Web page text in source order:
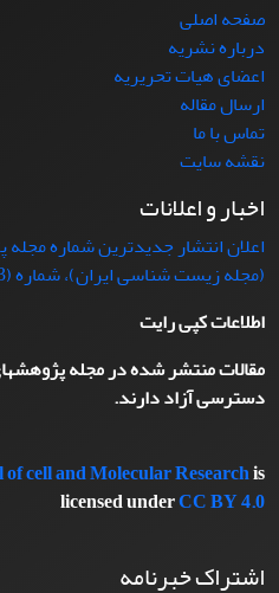
صفحه اصلی
درباره نشریه
اعضای هیات تحریریه
ارسال مقاله
تماس با ما
نقشه سایت
اخبار و اعلانات
اعلان انتشار جدیدترین شماره
(مجله زیست شناسی ایران)، شماره (3)37 پاییز 1403
اطلاعات کپی رایت
مقالات منتشر شده در مجله
دسترسی آزاد دارند.
cell and Molecular Researchis
licensed underCC BY 4.0
اشتراک خبرنامه